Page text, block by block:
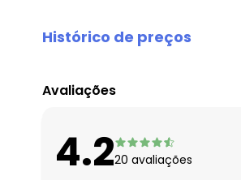
Histórico de preços
agosto/2026
maio/2026
abril/2026
Avaliações
4.220 avaliações